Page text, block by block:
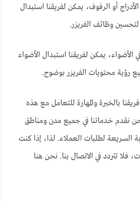
أو الرفوف، يمكن لفريقنا استبدال
لتحسين وظائف الفريزر.
يمكن لفريقنا استبدال الأضواء
رؤية محتويات الفريزر بوضوح.
بالخبرة والمهارة للتعامل مع هذه
نقدم خدماتنا في جميع مدن ومناطق
السريعة لطلبات العملاء. لذا، إذا كنت
فلا تتردد في الاتصال بنا. نحن هنا